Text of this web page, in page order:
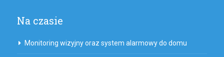
Na czasie
Monitoring wizyjny oraz system alarmowy do domu